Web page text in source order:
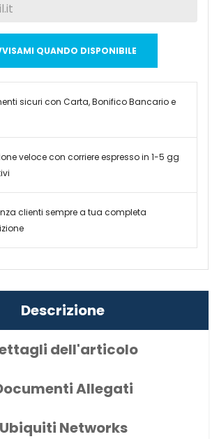
QUANDO DISPONIBILE
sicuri con Carta, Bonifico Bancario e
veloce con corriere espresso in 1-5 gg
clienti sempre a tua completa
Descrizione
dell'articolo
Allegati
Ubiquiti Networks